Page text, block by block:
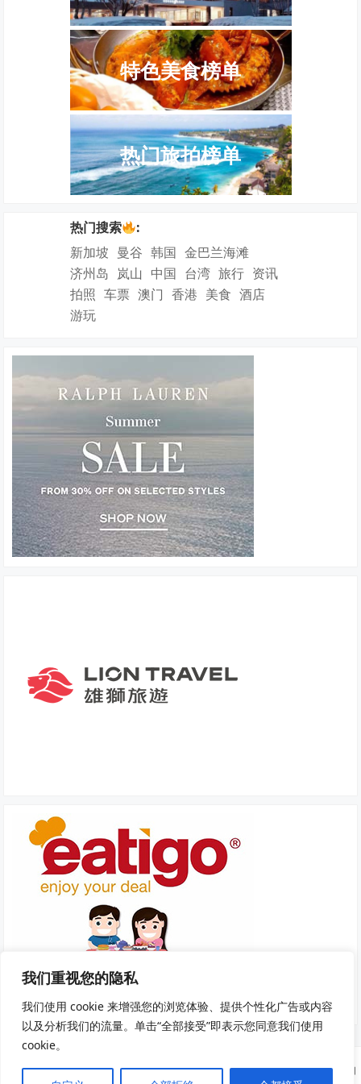
我们重视您的隐私
我们使用 cookie 来增强您的浏览体验、提供个性化广告或内容
以及分析我们的流量。单击“全部接受”即表示您同意我们使用
cookie。
特色美食榜单
热门旅拍榜单
热门搜索
:
新加坡 曼谷 韩国 金巴兰海滩
济州岛 岚山 中国 台湾 旅行 资讯
拍照 车票 澳门 香港 美食 酒店
游玩
Copyright © 2025我去旅游·隐私政策|服务条款和条件· 网站部分资源来自